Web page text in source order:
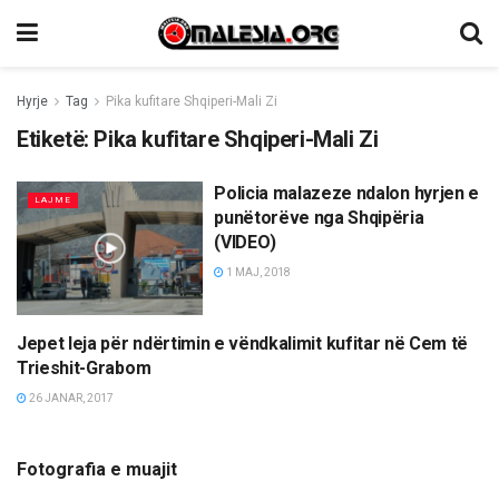
Hyrje Tag Pika kufitare Shqiperi-Mali Zi
Etiketë: Pika kufitare Shqiperi-Mali Zi
LAJME
Policia malazeze ndalon hyrjen e
punëtorëve nga Shqipëria
(VIDEO)
1 MAJ, 2018
LAJME
Jepet leja për ndërtimin e vëndkalimit kufitar në Cem të
Trieshit-Grabom
26 JANAR, 2017
Fotografia e muajit